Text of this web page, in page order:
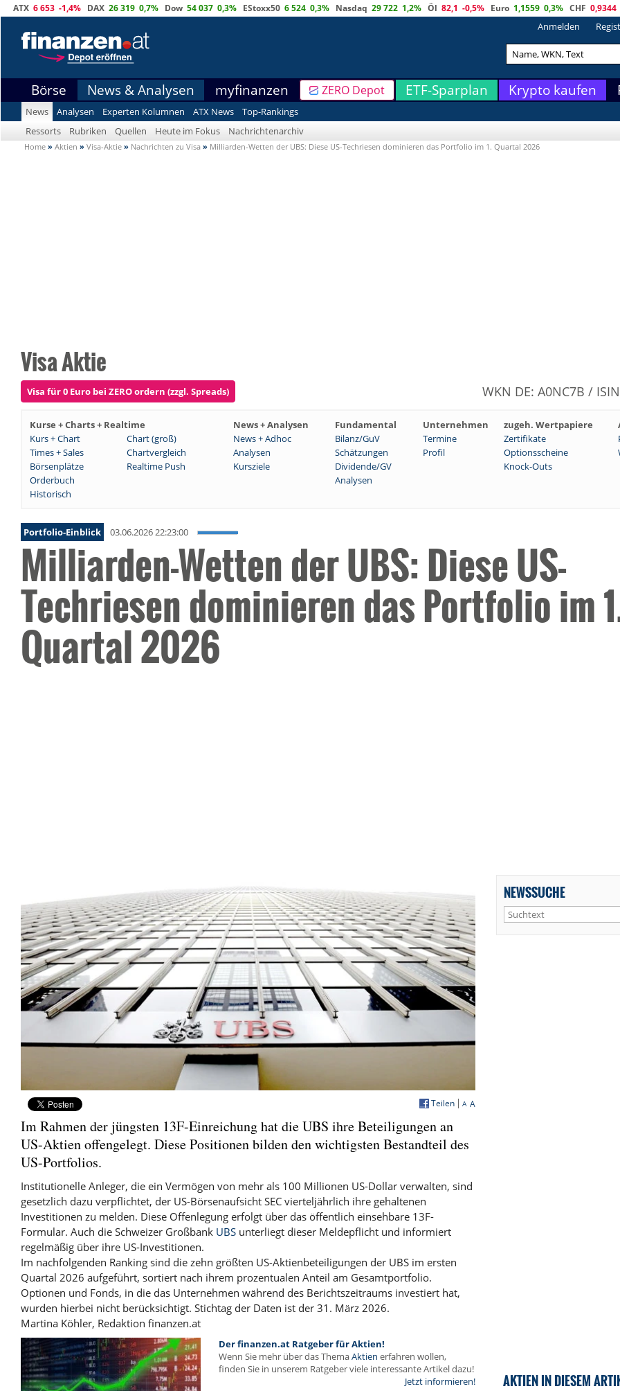
ATX 6 653 -1,4% DAX 26 319 0,7% Dow 54 037 0,3% EStoxx50 6 524 0,3% Nasdaq 29 722 1,2% Öl 82,1 -0,5% Euro 1,1559 0,3% CHF 0,9344
Anmelden
Börse News & Analysen myfinanzen ZERO Depot ETF-Sparplan Krypto kaufen
News Analysen Experten Kolumnen ATX News
Top-Rankings
Ressorts
Rubriken Quellen Heute im Fokus Nachrichtenarchiv
Home » Aktien » Visa-Aktie » Nachrichten zu Visa » Milliarden-Wetten der UBS: Diese US-Techriesen dominieren das Portfolio im 1. Quartal 2026
Visa Aktie
Visa für 0 Euro bei ZERO ordern (zzgl. Spreads) WKN DE: A0NC7B /
Kurse + Charts + Realtime News + Analysen Fundamental Unternehmen zugeh. Wertpapiere
Kurs + Chart
Chart (groß) News + Adhoc Bilanz/GuV Termine Zertifikate
Times + Sales
Chartvergleich Analysen Schätzungen Profil Optionsscheine
Börsenplätze
Realtime Push Kursziele Dividende/GV
Knock-Outs
Orderbuch
Analysen
Historisch
Portfolio-Einblick 03.06.2026 22:23:00
Milliarden-Wetten der UBS: Diese US-
Techriesen dominieren das Portfolio im
Quartal 2026
A
A
Teilen
Im Rahmen der jüngsten 13F-Einreichung hat die UBS ihre Beteiligungen an
US-Aktien offengelegt. Diese Positionen bilden den wichtigsten Bestandteil des
US-Portfolios.
Institutionelle Anleger, die ein Vermögen von mehr als 100 Millionen US-Dollar verwalten, sind
gesetzlich dazu verpflichtet, der US-Börsenaufsicht SEC vierteljährlich ihre gehaltenen
Investitionen zu melden. Diese Offenlegung erfolgt über das öffentlich einsehbare 13F-
Formular. Auch die Schweizer Großbank UBS unterliegt dieser Meldepflicht und informiert
regelmäßig über ihre US-Investitionen.
Im nachfolgenden Ranking sind die zehn größten US-Aktienbeteiligungen der UBS im ersten
Quartal 2026 aufgeführt, sortiert nach ihrem prozentualen Anteil am Gesamtportfolio.
Optionen und Fonds, in die das Unternehmen während des Berichtszeitraums investiert hat,
wurden hierbei nicht berücksichtigt. Stichtag der Daten ist der 31. März 2026.
Martina Köhler, Redaktion finanzen.at
Der finanzen.at Ratgeber für Aktien!
Wenn Sie mehr über das ThemaAktien erfahren wollen,
finden Sie in unserem Ratgeber viele interessante Artikel dazu!
Jetzt informieren!
NEWSSUCHE
AKTIEN IN DIESEM